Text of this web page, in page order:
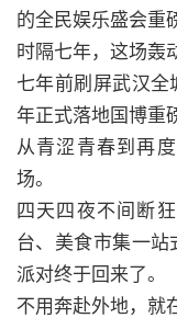
的全民娱乐盛会重
时隔七年，这场轰
七年前刷屏武汉
年正式落地国博重
从青涩青春到再
场。
四天四夜不间断
台、美食市集一
派对终于回来了。
不用奔赴外地，就